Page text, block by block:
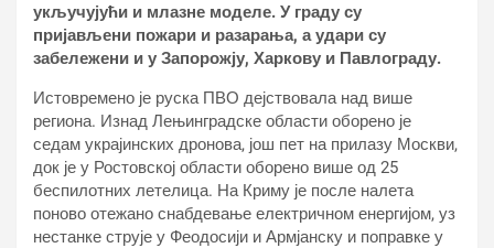
укључујући и млазне моделе. У граду су
пријављени пожари и разарања, а удари су
забележени и у Запорожју, Харкову и Павлограду.
Истовремено је руска ПВО дејствовала над више
региона. Изнад Лењинградске области оборено је
седам украјинских дронова, још пет на прилазу Москви,
док је у Ростовској области оборено више од 25
беспилотних летелица. На Криму је после налета
поново отежано снабдевање електричном енергијом, уз
нестанке струје у Феодосији и Армјанску и поправке у